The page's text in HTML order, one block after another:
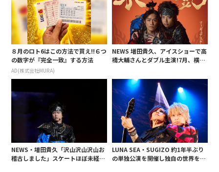
８月のロト6はこの方法で買え!!６つ
の数字が『完全一致』する方法
AD(株式会社MURA)
NEWS 増田貴久、アイスショーで高
橋大輔さんとダブル主演!7月、横浜
―鏡紋の夜叉―」で
NEWS・増田貴久「沢山沢山沢山お
稽古しました」スケートほぼ未経験
LUNA SEA・SUGIZO 約1年半ぶり
の単独公演を開催し独自の世界を展